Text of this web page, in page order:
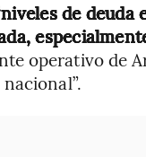
de deuda
operativo de